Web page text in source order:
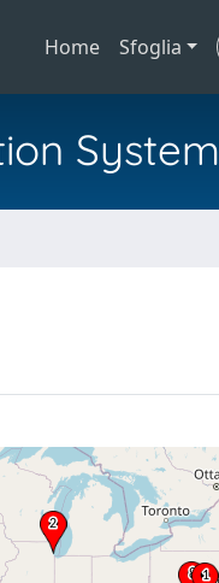
Home Sfoglia
System